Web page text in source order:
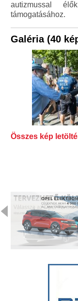
autizmussal
támogatásához.
Galéria (40
Összes kép